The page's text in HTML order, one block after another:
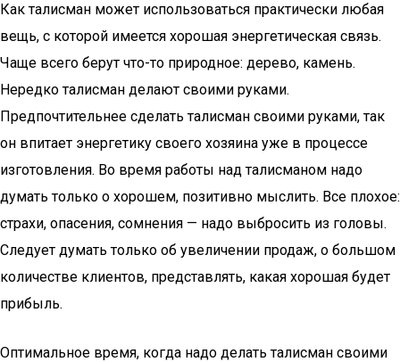
Как талисман может использоваться практически любая
вещь, с которой имеется хорошая энергетическая связь.
Чаще всего берут что-то природное: дерево, камень.
Нередко талисман делают своими руками.
Предпочтительнее сделать талисман своими руками, так
он впитает энергетику своего хозяина уже в процессе
изготовления. Во время работы над талисманом надо
думать только о хорошем, позитивно мыслить. Все плохое:
страхи, опасения, сомнения — надо выбросить из головы.
Следует думать только об увеличении продаж, о большом
количестве клиентов, представлять, какая хорошая будет
прибыль.
Оптимальное время, когда надо делать талисман своими